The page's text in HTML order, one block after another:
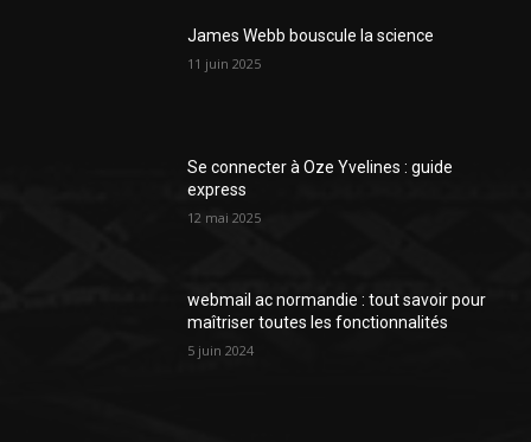
James Webb bouscule la science
11 juin 2025
Se connecter à Oze Yvelines : guide
express
12 mai 2025
webmail ac normandie : tout savoir pour
maîtriser toutes les fonctionnalités
5 juin 2024